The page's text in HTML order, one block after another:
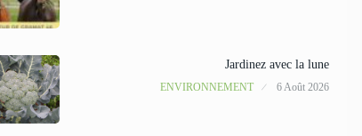
Jardinez avec la lune
ENVIRONNEMENT 6 Août 2026